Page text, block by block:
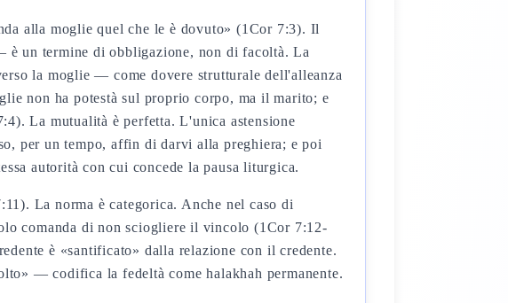
alla moglie quel che le è dovuto» (1Cor 7:3). Il
un termine di obbligazione, non di facoltà. La
la moglie — come dovere strutturale dell'alleanza
non ha potestà sul proprio corpo, ma il marito; e
La mutualità è perfetta. L'unica astensione
per un tempo, affin di darvi alla preghiera; e poi
autorità con cui concede la pausa liturgica.
La norma è categorica. Anche nel caso di
comanda di non sciogliere il vincolo (1Cor 7:12-
è «santificato» dalla relazione con il credente.
— codifica la fedeltà come halakhah permanente.